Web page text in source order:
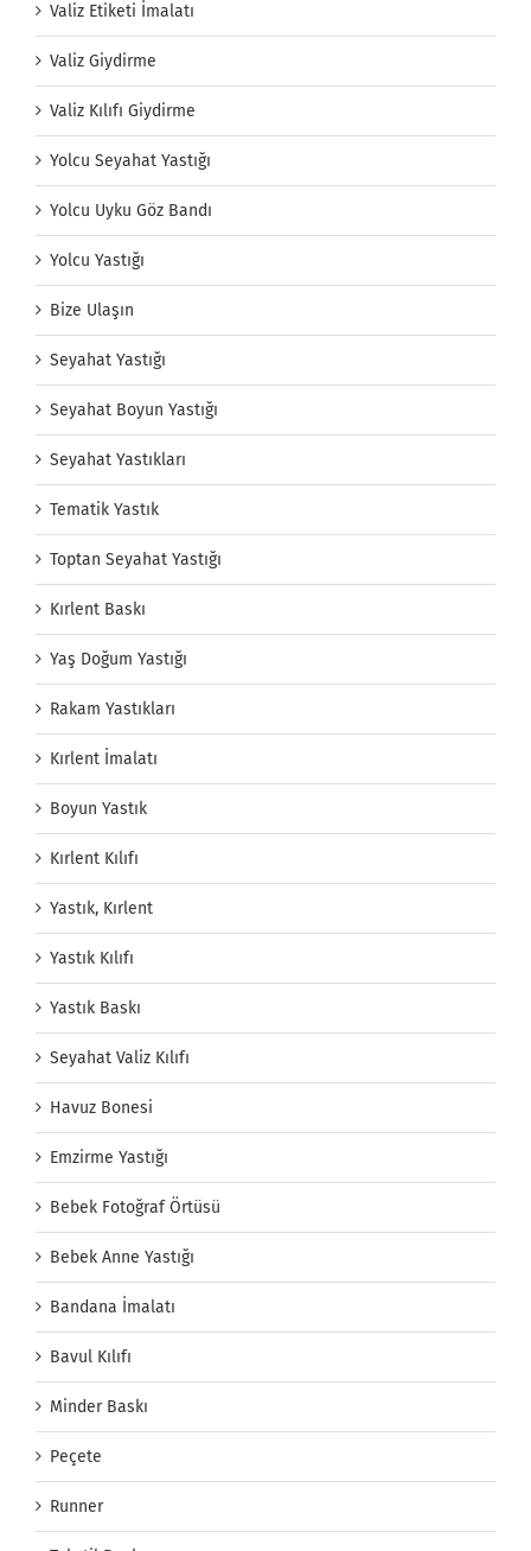
Valiz Etiketi İmalatı
Valiz Giydirme
Valiz Kılıfı Giydirme
Yolcu Seyahat Yastığı
Yolcu Uyku Göz Bandı
Yolcu Yastığı
Bize Ulaşın
Seyahat Yastığı
Seyahat Boyun Yastığı
Seyahat Yastıkları
Tematik Yastık
Toptan Seyahat Yastığı
Kırlent Baskı
Yaş Doğum Yastığı
Rakam Yastıkları
Kırlent İmalatı
Boyun Yastık
Kırlent Kılıfı
Yastık, Kırlent
Yastık Kılıfı
Yastık Baskı
Seyahat Valiz Kılıfı
Havuz Bonesi
Emzirme Yastığı
Bebek Fotoğraf Örtüsü
Bebek Anne Yastığı
Bandana İmalatı
Bavul Kılıfı
Minder Baskı
Peçete
Runner